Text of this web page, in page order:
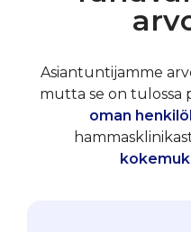
Asiantuntijamme
mutta se on tulossa
oman